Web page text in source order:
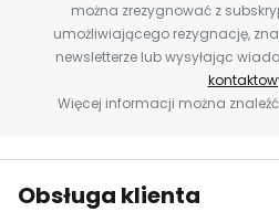
można zrezygnować z
umożliwiającego rezygnację,
newsletterze lub wysyłając
Więcej informacji można
Obsługa klienta